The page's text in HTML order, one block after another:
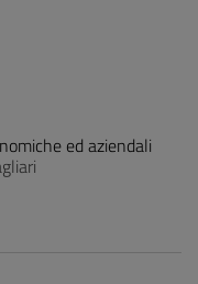
ed aziendali